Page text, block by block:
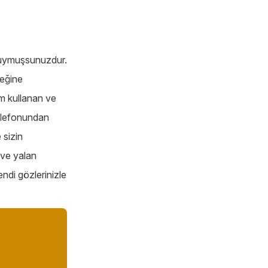
kullanan ve
sizin
yalan
gözlerinizle